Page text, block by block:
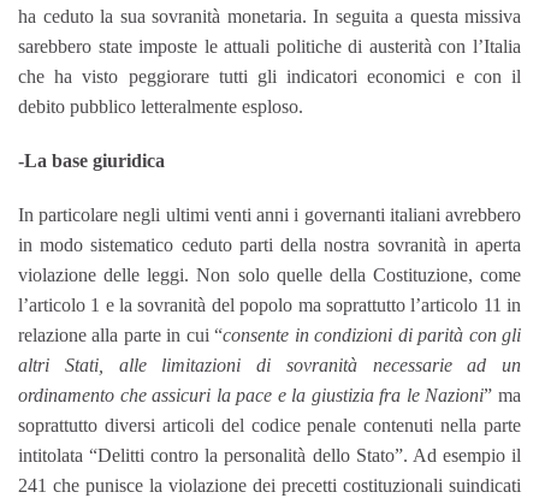
ha ceduto la sua sovranità monetaria. In seguita a questa missiva
sarebbero state imposte le attuali politiche di austerità con l’Italia
che ha visto peggiorare tutti gli indicatori economici e con il
debito pubblico letteralmente esploso.
-La base giuridica
In particolare negli ultimi venti anni i governanti italiani avrebbero
in modo sistematico ceduto parti della nostra sovranità in aperta
violazione delle leggi. Non solo quelle della Costituzione, come
l’articolo 1 e la sovranità del popolo ma soprattutto l’articolo 11 in
relazione alla parte in cui “consente in condizioni di parità con gli
altri Stati, alle limitazioni di sovranità necessarie ad un
ordinamento che assicuri la pace e la giustizia fra le Nazioni” ma
soprattutto diversi articoli del codice penale contenuti nella parte
intitolata “Delitti contro la personalità dello Stato”. Ad esempio il
241 che punisce la violazione dei precetti costituzionali suindicati